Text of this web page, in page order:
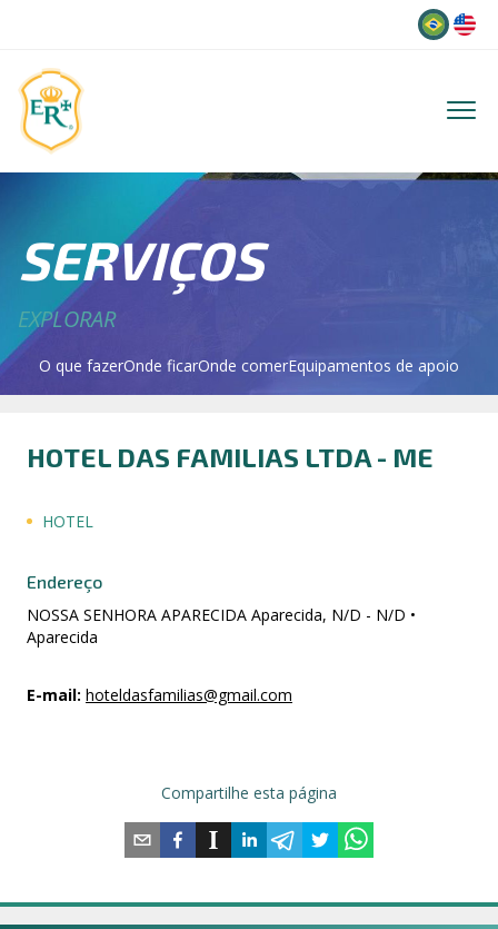
SERVIÇOS
EXPLORAR
O que fazerOnde ficarOnde comerEquipamentos de apoio
HOTEL DAS FAMILIAS LTDA - ME
HOTEL
Endereço
NOSSA SENHORA APARECIDA Aparecida, N/D - N/D •
Aparecida
E-mail: hoteldasfamilias@gmail.com
Compartilhe esta página